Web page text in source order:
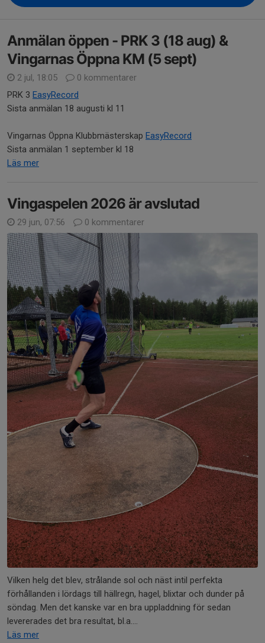
Anmälan öppen - PRK 3 (18 aug) &
Vingarnas Öppna KM (5 sept)
2 jul, 18:05
0 kommentarer
PRK 3 EasyRecord
Sista anmälan 18 augusti kl 11
Vingarnas Öppna Klubbmästerskap EasyRecord
Sista anmälan 1 september kl 18
Läs mer
Vingaspelen 2026 är avslutad
29 jun, 07:56 0 kommentarer
Vilken helg det blev, strålande sol och näst intil perfekta
förhållanden i lördags till hällregn, hagel, blixtar och dunder på
söndag. Men det kanske var en bra uppladdning för sedan
levererades det bra resultat, bl.a....
Läs mer